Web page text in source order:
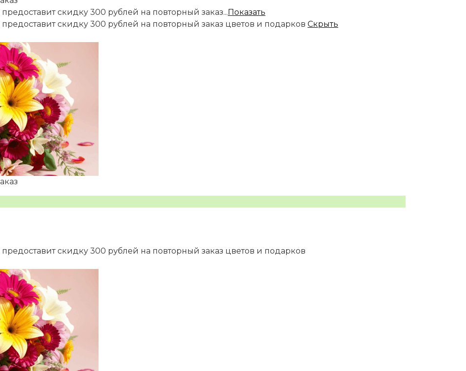
скидку 300 рублей на повторный заказ...Показать
предоставит скидку 300 рублей на повторный заказ цветов и подарков Скрыть
предоставит скидку 300 рублей на повторный заказ цветов и подарков